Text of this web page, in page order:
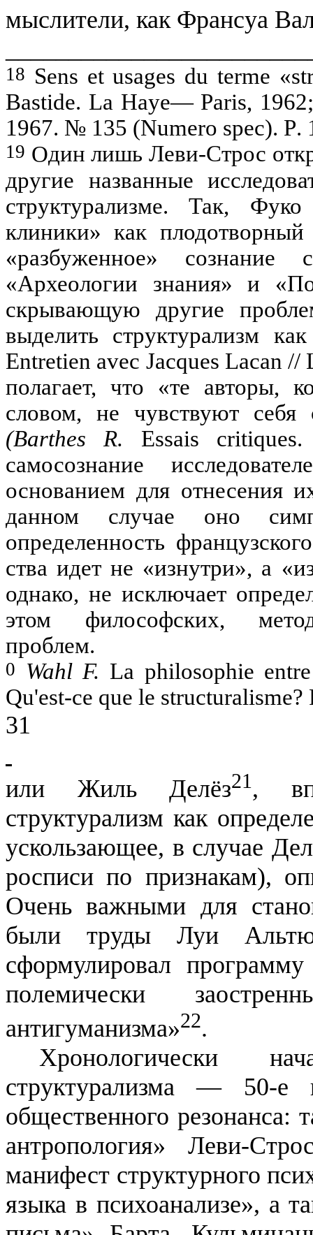
мыслители, как Франсуа
18 Sens etusages du terme
Bastide. La Haye— Paris,
1967. № 135 (Numero spec). P.
19 Один лишьЛеви-Строс
другие на­званные
структурализме.Так, Фуко
клиники» как
«разбуженное»
«Археологии знания» и
скрывающую другие
выделить структурализм
Entretien avec Jacques Lacan //
пола­гает, что «те авторы,
словом, не чувствуют
(Barthes R. Essais critiques
самосознание
основанием для отнесения
данном случае оно
определенность
ства идет не «изнутри», а
однако, не исклю­чает
этом философских,
проблем.
0 Wahl F. La philosophie entre
Qu'est-ce que le structuralisme?
31
или ЖильДелёз21 ,
структурализм как
ускользающее, в случае
росписи по признакам),
Очень важными для
были труды Луи
сформулировал
поле­мически
антигуманизма»22.
Хронологически
структурализ­ма — 50-
общественного резонанса:
антропология»Леви-
манифест структурного
языка в психоанализе», а